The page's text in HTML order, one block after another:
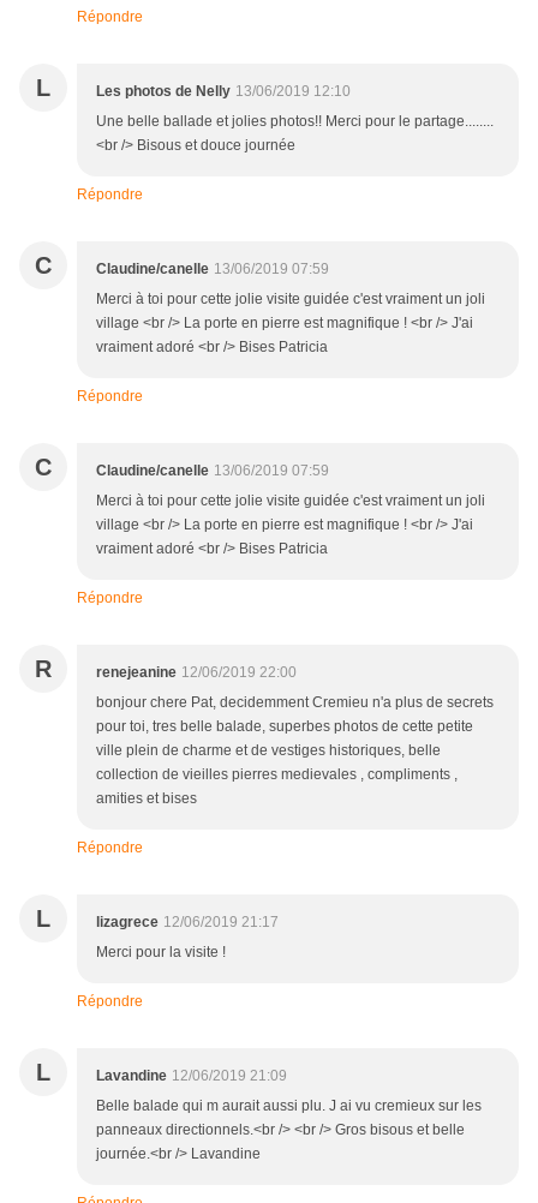
Répondre
L Les photos de Nelly 13/06/2019 12:10
Une belle ballade et jolies photos!! Merci pour le partage........
<br /> Bisous et douce journée
Répondre
C Claudine/canelle 13/06/2019 07:59
Merci à toi pour cette jolie visite guidée c'est vraiment un joli
village <br /> La porte en pierre est magnifique ! <br /> J'ai
vraiment adoré <br /> Bises Patricia
Répondre
C Claudine/canelle 13/06/2019 07:59
Merci à toi pour cette jolie visite guidée c'est vraiment un joli
village <br /> La porte en pierre est magnifique ! <br /> J'ai
vraiment adoré <br /> Bises Patricia
Répondre
R renejeanine 12/06/2019 22:00
bonjour chere Pat, decidemment Cremieu n'a plus de secrets
pour toi, tres belle balade, superbes photos de cette petite
ville plein de charme et de vestiges historiques, belle
collection de vieilles pierres medievales , compliments ,
amities et bises
Répondre
L lizagrece 12/06/2019 21:17
Merci pour la visite !
Répondre
L Lavandine 12/06/2019 21:09
Belle balade qui m aurait aussi plu. J ai vu cremieux sur les
panneaux directionnels.<br /> <br /> Gros bisous et belle
journée.<br /> Lavandine